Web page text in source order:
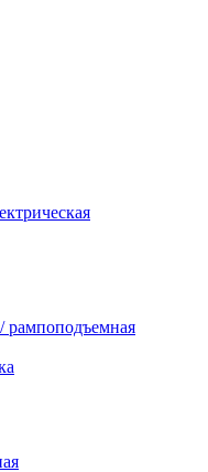
рампоподъемная